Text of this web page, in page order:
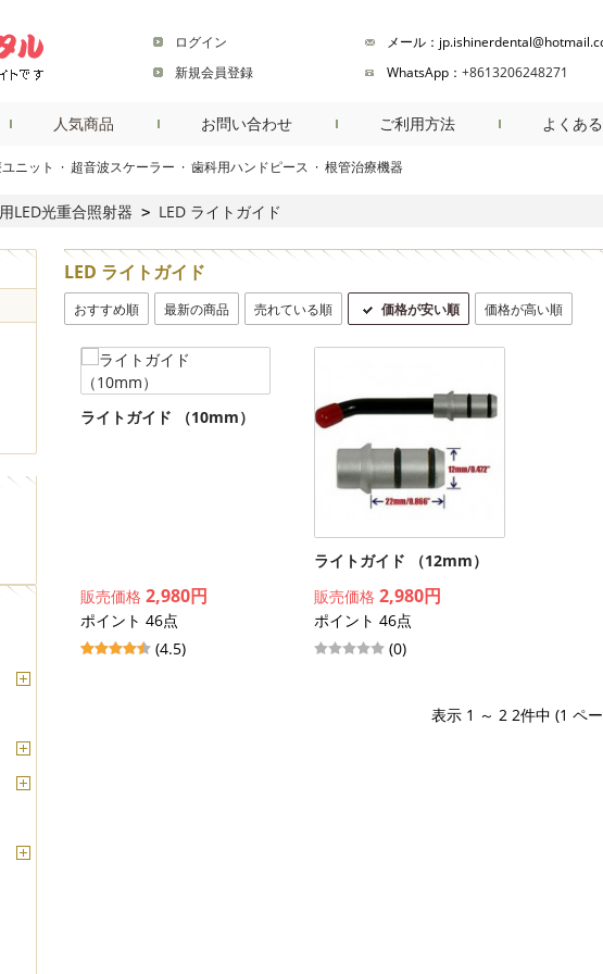
ログイン
新規会員登録
メール：
WhatsApp： +8613206248271
人気商品 お問い合わせ ご利用方法 よくあ
ニット · 超音波スケーラー · 歯科用ハンドピース · 根管治療機器商品検索
LED光重合照射器 > LED ライトガイド
LED ライトガイド
おすすめ順 最新の商品 売れている順 価格が安い順 価格が高い順
ライトガイド （10mm）
販売価格 2,980円
ポイント 46点
(4.5)
ライトガイド （12mm）
販売価格2,980円
ポイント 46点
(0)
表示 1 ～ 2 2件中 (1 ペ